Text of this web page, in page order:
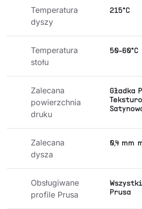
Temperatura
dyszy
215°C
Temperatura
stołu
50-60°C
Zalecana
powierzchnia
druku
Gładka
Zalecana
dysza
0,4 mm
Obsługiwane
profile Prusa
Prusa